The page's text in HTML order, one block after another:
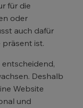
für die
oder
auch dafür
präsent ist.
Deshalb
Website
und